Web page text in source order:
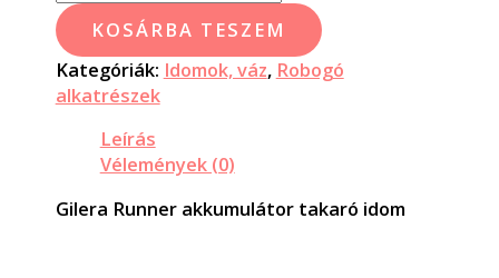
KOSÁRBA TESZEM
Kategóriák: Idomok, váz, Robogó
alkatrészek
Leírás
Vélemények (0)
Gilera Runner akkumulátor takaró idom